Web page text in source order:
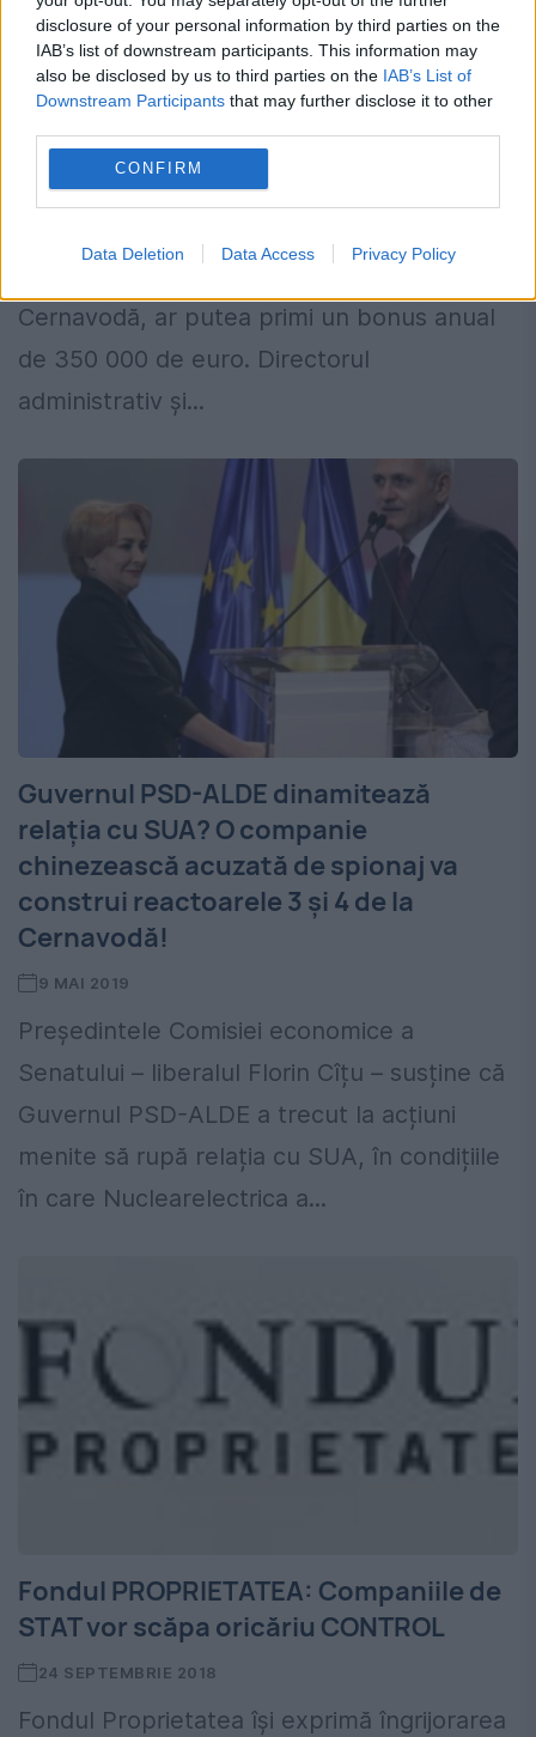
disclosure of your personal information by third parties on the
IAB’s list of downstream participants. This information may
also be disclosed by us to third parties on the IAB’s List of
Downstream Participants that may further disclose it to other
CONFIRM
Data Deletion Data Access Privacy Policy
Bonus uriaș primit de un director al
unei companii controlate de stat
26 IUNIE 2019
Directorul general de la Nuclearelectrica,
Cernavodă, ar putea primi un bonus anual
de 350 000 de euro. Directorul
administrativ și...
Guvernul PSD-ALDE dinamitează
relația cu SUA? O companie
chinezească acuzată de spionaj va
construi reactoarele 3 și 4 de la
Cernavodă!
9 MAI 2019
Președintele Comisiei economice a
Senatului – liberalul Florin Cîțu – susține că
Guvernul PSD-ALDE a trecut la acțiuni
menite să rupă relația cu SUA, în condițiile
în care Nuclearelectrica a...
Fondul PROPRIETATEA: Companiile de
STAT vor scăpa oricăriu CONTROL
24 SEPTEMBRIE 2018
Fondul Proprietatea îşi exprimă îngrijorarea